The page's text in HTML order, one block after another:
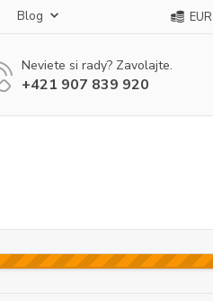
Blog
Neviete si rady? Zavolajte.
+421 907 839 920